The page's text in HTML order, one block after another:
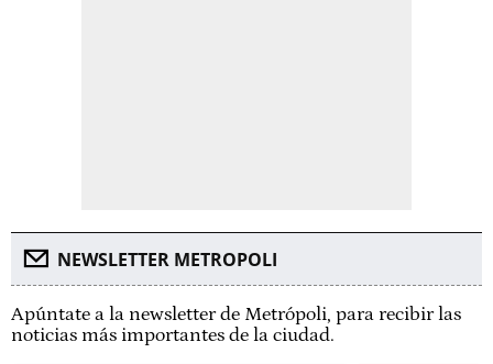
NEWSLETTER METROPOLI
Apúntate a la newsletter de Metrópoli, para recibir las
noticias más importantes de la ciudad.